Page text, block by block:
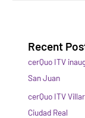
Recent
cerQuo ITV
San Juan
cerQuo ITV
Ciudad Real